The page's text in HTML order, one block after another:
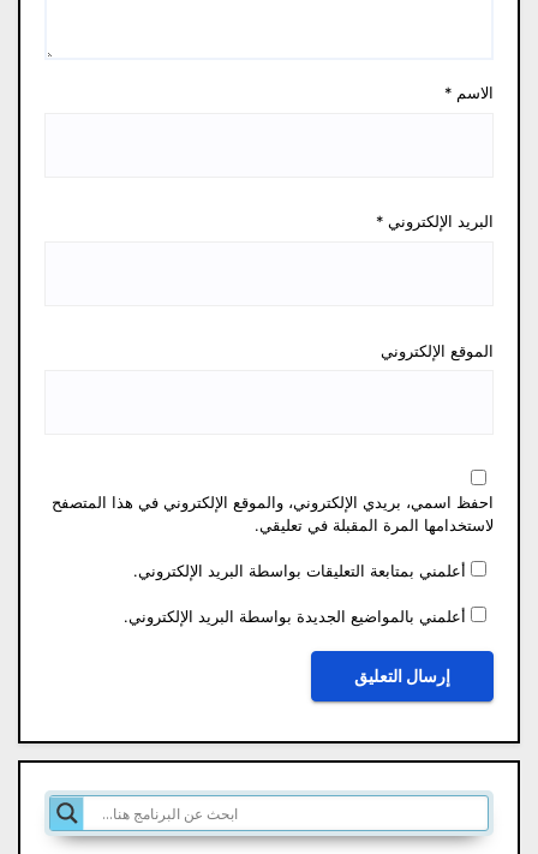
الاسم *
البريد الإلكتروني *
الموقع الإلكتروني
احفظ اسمي، بريدي الإلكتروني، والموقع الإلكتروني في هذا المتصفح
لاستخدامها المرة المقبلة في تعليقي.
أعلمني بمتابعة التعليقات بواسطة البريد الإلكتروني.
أعلمني بالمواضيع الجديدة بواسطة البريد الإلكتروني.